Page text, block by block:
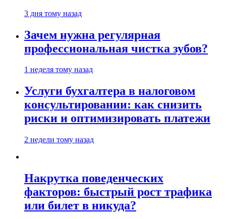
3 дня тому назад
Зачем нужна регулярная
профессиональная чистка зубов?
1 неделя тому назад
Услуги бухгалтера в налоговом
консультировании: как снизить
риски и оптимизировать платежи
2 недели тому назад
Накрутка поведенческих
факторов: быстрый рост трафика
или билет в никуда?